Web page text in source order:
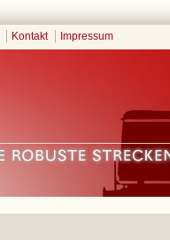
Kontakt Impressum